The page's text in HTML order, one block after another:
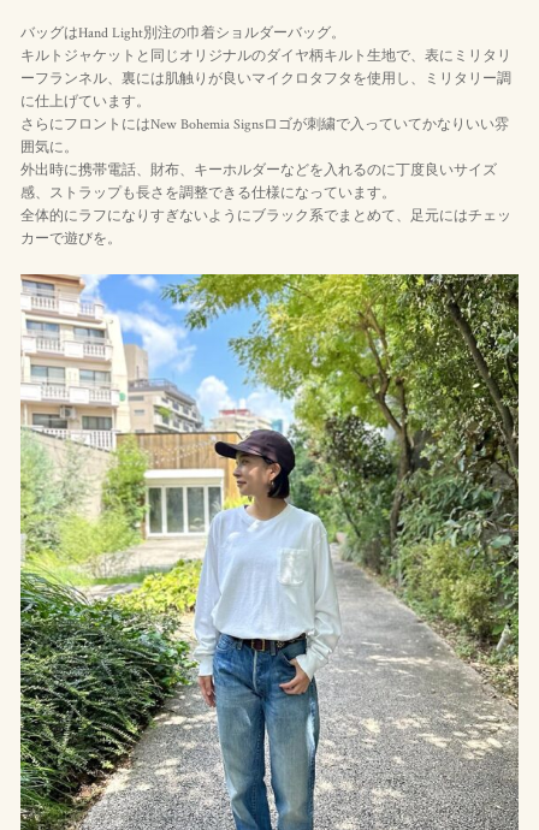
バッグはHand Light別注の巾着ショルダーバッグ。
キルトジャケットと同じオリジナルのダイヤ柄キルト生地で、表にミリタリ
ーフランネル、裏には肌触りが良いマイクロタフタを使用し、ミリタリー調
に仕上げています。
さらにフロントにはNew Bohemia Signsロゴが刺繍で入っていてかなりいい雰
囲気に。
外出時に携帯電話、財布、キーホルダーなどを入れるのに丁度良いサイズ
感、ストラップも長さを調整できる仕様になっています。
全体的にラフになりすぎないようにブラック系でまとめて、足元にはチェッ
カーで遊びを。